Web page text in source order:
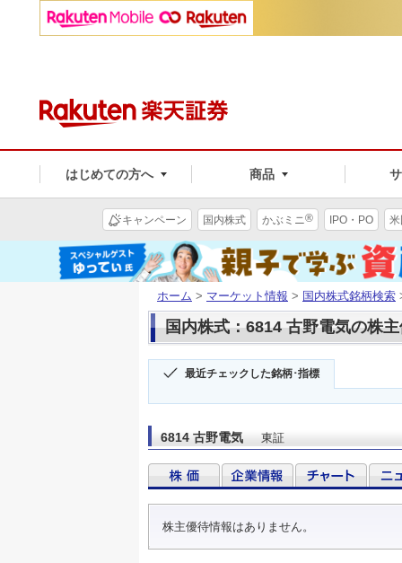
はじめての方へ 商品
キャンペーン 国内株式 かぶミニ® IPO・PO
ホーム > マーケット情報 > 国内株式銘柄検索
国内株式：6814 古野電気の株
最近チェックした銘柄･指標
6814 古野電気 東証
株主優待情報はありません。